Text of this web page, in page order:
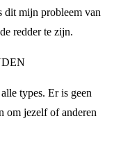
dit mijn probleem van
redder te zijn.
types. Er is geen
om jezelf of anderen